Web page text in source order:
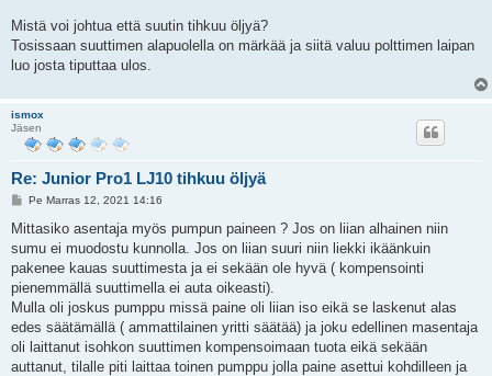
Mistä voi johtua että suutin tihkuu öljyä?
Tosissaan suuttimen alapuolella on märkää ja siitä valuu polttimen laipan
luo josta tiputtaa ulos.
ismox
Jäsen
Re: Junior Pro1 LJ10 tihkuu öljyä
V
e
t
i
Pe Marras 12, 2021 14:16
Mittasiko asentaja myös pumpun paineen ? Jos on liian alhainen niin
sumu ei muodostu kunnolla. Jos on liian suuri niin liekki ikäänkuin
pakenee kauas suuttimesta ja ei sekään ole hyvä ( kompensointi
pienemmällä suuttimella ei auta oikeasti).
Mulla oli joskus pumppu missä paine oli liian iso eikä se laskenut alas
edes säätämällä ( ammattilainen yritti säätää) ja joku edellinen masentaja
oli laittanut isohkon suuttimen kompensoimaan tuota eikä sekään
auttanut, tilalle piti laittaa toinen pumppu jolla paine asettui kohdilleen ja